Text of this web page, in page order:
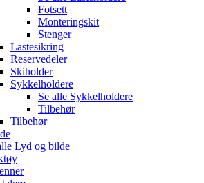
Fotsett
Monteringskit
Stenger
Lastesikring
Reservedeler
Skiholder
Sykkelholdere
Se alle Sykkelholdere
Tilbehør
Tilbehør
Lyd og bilde